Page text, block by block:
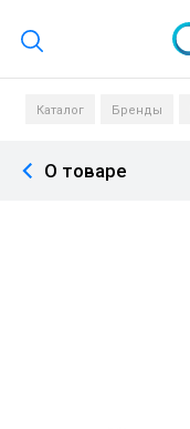
Каталог Бренды
О товаре